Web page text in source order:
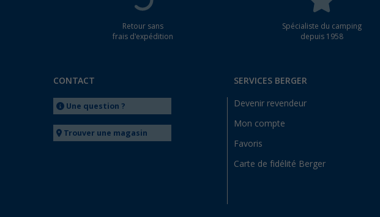
Retour sans
frais d'expédition
Spécialiste du camping
depuis 1958
CONTACT
Une question ?
Trouver une magasin
SERVICES BERGER
Devenir revendeur
Mon compte
Favoris
Carte de fidélité Berger